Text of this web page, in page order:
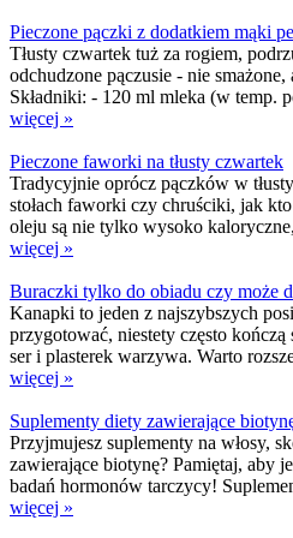
Pieczone pączki z dodatkiem mąki
Tłusty czwartek tuż za rogiem,
odchudzone pączusie - nie
Składniki: - 120 ml mleka (w temp.
więcej »
Pieczone faworki na tłusty czwartek
Tradycyjnie oprócz pączków w
stołach faworki czy chruściki, jak
oleju są nie tylko wysoko
więcej »
Buraczki tylko do obiadu czy może
Kanapki to jeden z najszybszych
przygotować, niestety często
ser i plasterek warzywa. Warto
więcej »
Suplementy diety zawierające
Przyjmujesz suplementy na włosy,
zawierające biotynę? Pamiętaj, aby
badań hormonów tarczycy!
więcej »